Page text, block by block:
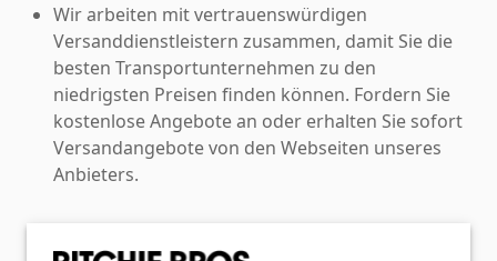
Wir arbeiten mit vertrauenswürdigen
Versanddienstleistern zusammen, damit Sie die
besten Transportunternehmen zu den
niedrigsten Preisen finden können. Fordern Sie
kostenlose Angebote an oder erhalten Sie sofort
Versandangebote von den Webseiten unseres
Anbieters.